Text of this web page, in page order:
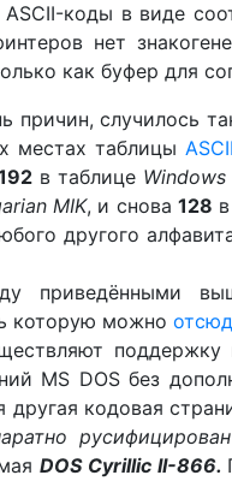
коды в виде
нет
как буфер для
причин, случилось
местах таблицыASCII
в таблице
MIK, и снова 128
другого
приведёнными
которую можно
MS DOS без
кодовая
DOS Cyrillic II-866.